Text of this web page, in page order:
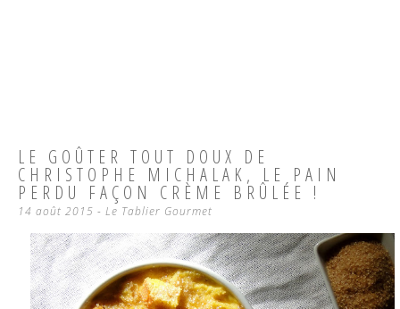
LE GOÛTER TOUT DOUX DE
CHRISTOPHE MICHALAK, LE PAIN
PERDU FAÇON CRÈME BRÛLÉE !
14 août 2015 - Le Tablier Gourmet